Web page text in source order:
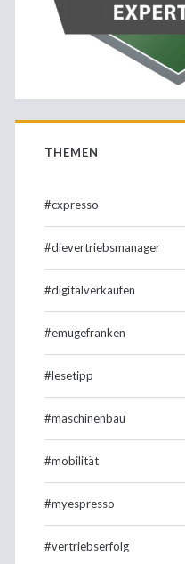
THEMEN
#cxpresso
#dievertriebsmanager
#digitalverkaufen
#emugefranken
#lesetipp
#maschinenbau
#mobilität
#myespresso
#vertriebserfolg